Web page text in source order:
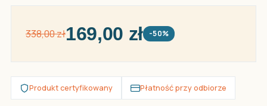
338,00 zł169,00 zł -50%
Produkt certyfikowany Płatność przy odbiorze